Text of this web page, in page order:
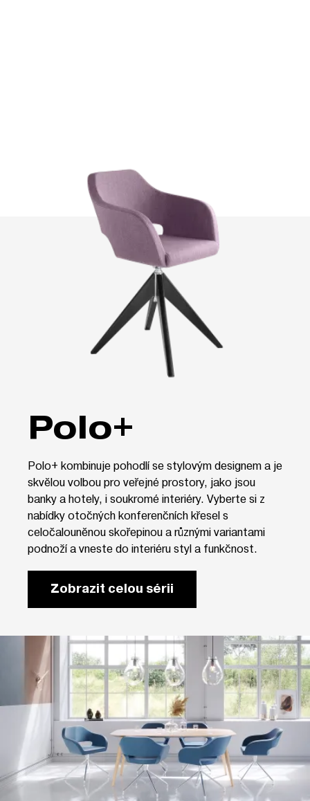
Polo+
Polo+ kombinuje pohodlí se stylovým designem a je
skvělou volbou pro veřejné prostory, jako jsou
banky a hotely, i soukromé interiéry. Vyberte si z
nabídky otočných konferenčních křesel s
celočalouněnou skořepinou a různými variantami
podnoží a vneste do interiéru styl a funkčnost.
Zobrazit celou sérii